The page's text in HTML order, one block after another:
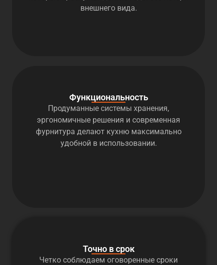
внешнего вида.
Функциональность
Продуманные системы хранения,
эргономичные решения и современная
фурнитура делают кухню максимально
удобной в использовании.
Точно в срок
Четко соблюдаем оговоренные сроки